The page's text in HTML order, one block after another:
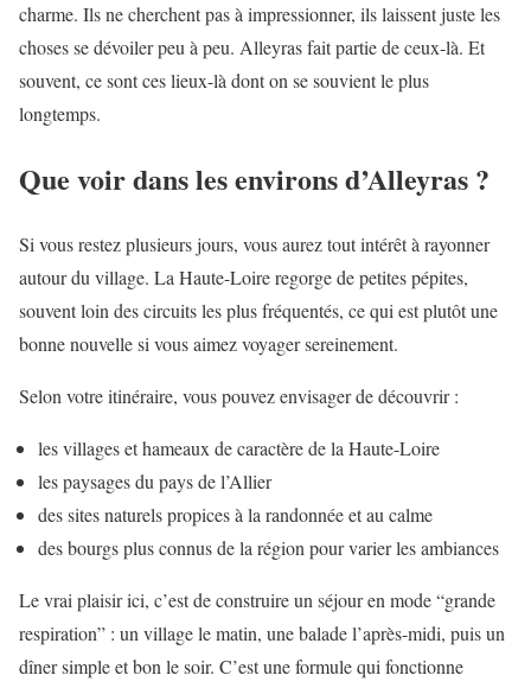
charme. Ils ne cherchent pas à impressionner, ils laissent juste les
choses se dévoiler peu à peu. Alleyras fait partie de ceux-là. Et
souvent, ce sont ces lieux-là dont on se souvient le plus
longtemps.
Que voir dans les environs d’Alleyras ?
Si vous restez plusieurs jours, vous aurez tout intérêt à rayonner
autour du village. La Haute-Loire regorge de petites pépites,
souvent loin des circuits les plus fréquentés, ce qui est plutôt une
bonne nouvelle si vous aimez voyager sereinement.
Selon votre itinéraire, vous pouvez envisager de découvrir :
les villages et hameaux de caractère de la Haute-Loire
les paysages du pays de l’Allier
des sites naturels propices à la randonnée et au calme
des bourgs plus connus de la région pour varier les ambiances
Le vrai plaisir ici, c’est de construire un séjour en mode “grande
respiration” : un village le matin, une balade l’après-midi, puis un
dîner simple et bon le soir. C’est une formule qui fonctionne